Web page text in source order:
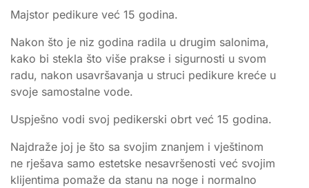
Majstor pedikure već 15 godina.
Nakon što je niz godina radila u drugim salonima,
kako bi stekla što više prakse i sigurnosti u svom
radu, nakon usavršavanja u struci pedikure kreće u
svoje samostalne vode.
Uspješno vodi svoj pedikerski obrt već 15 godina.
Najdraže joj je što sa svojim znanjem i vještinom
ne rješava samo estetske nesavršenosti već svojim
klijentima pomaže da stanu na noge i normalno